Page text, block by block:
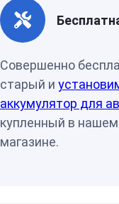
Совершенно
старый и
аккумулятор для
купленный в
магазине.